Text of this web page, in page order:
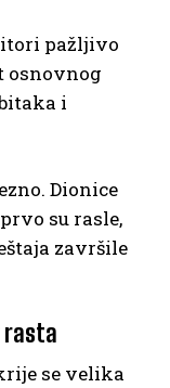
pažljivo
osnovnog
i
Dionice
su rasle,
završile
rasta
se velika